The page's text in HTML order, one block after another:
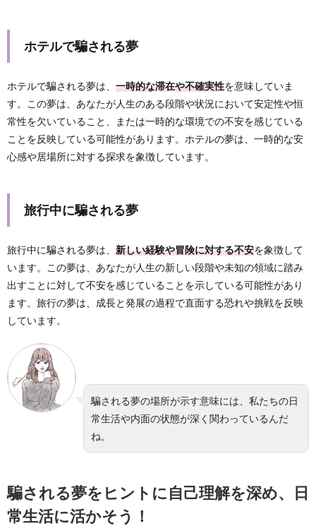
ホテルで騙される夢
ホテルで騙される夢は、 一時的な滞在や不確実性を意味していま
す。この夢は、あなたが人生のある段階や状況において安定性や恒
常性を欠いていること、または一時的な環境での不安を感じている
ことを反映している可能性があります。ホテルの夢は、一時的な安
心感や居場所に対する探求を象徴しています。
旅行中に騙される夢
旅行中に騙される夢は、 新しい経験や冒険に対する不安を象徴して
います。この夢は、あなたが人生の新しい段階や未知の領域に踏み
出すことに対して不安を感じていることを示している可能性があり
ます。旅行の夢は、成長と発展の過程で直面する恐れや挑戦を反映
しています。
騙される夢の場所が示す意味には、私たちの日
常生活や内面の状態が深く関わっているんだ
ね。
騙される夢をヒントに自己理解を深め、日
常生活に活かそう！